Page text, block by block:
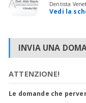
Dentista
Vedi la
INVIA UNA
ATTENZIONE!
Le domande che